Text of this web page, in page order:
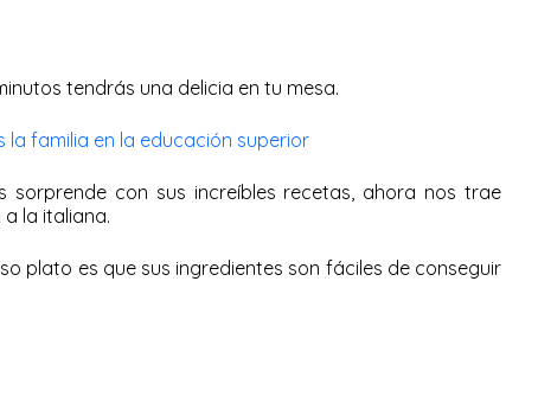
tendrás una delicia en tu mesa.
la familia en la educación superior
sorprende con sus increíbles recetas, ahora nos trae
la italiana.
plato es que sus ingredientes son fáciles de conseguir